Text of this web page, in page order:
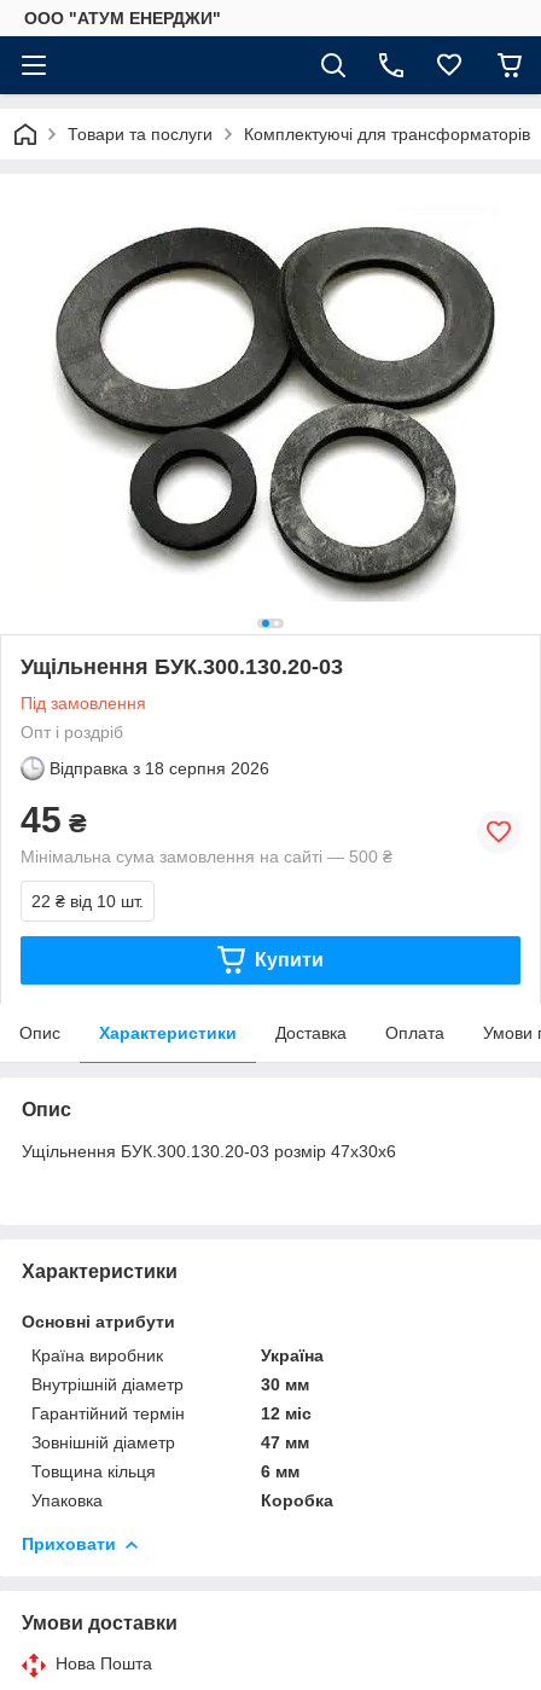
ООО "АТУМ ЕНЕРДЖИ"
Товари та послуги Комплектуючі для трансформаторів
Ущільнення БУК.300.130.20-03
Під замовлення
Опт і роздріб
Відправка з 18 серпня 2026
45 ₴
Мінімальна сума замовлення на сайті — 500 ₴
22 ₴ від 10 шт.
Купити
Опис Характеристики Доставка Оплата Умови
Опис
Ущільнення БУК.300.130.20-03 розмір 47х30х6
Характеристики
Основні атрибути
Країна виробник
Україна
Внутрішній діаметр
30 мм
Гарантійний термін
12 міс
Зовнішній діаметр
47 мм
Товщина кільця
6 мм
Упаковка
Коробка
Приховати
Умови доставки
Нова Пошта